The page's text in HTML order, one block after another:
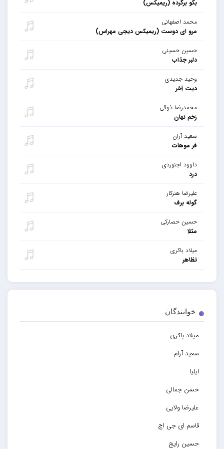
بگو برگرده (ریمیکس)
محمد اصفهانی
مرو ای دوست (ریمیکس دیجی مهراس)
حسین حسینی
دلبر جذاب
وحید جدیدی
دیت آخر
محمدرضا ذوقی
زخم نهان
سعید آران
فر موهات
داوود اجنوردی
درد
علیرضا هنرکار
گوله برف
حسین حصارکی
مثلا
میلاد باکری
تظاهر
خوانندگان
میلاد باکری
سعید آرام
ایلیا
حسن جمالی
علیرضا ولایی
قاسم ای جی اچ
حسین رایج